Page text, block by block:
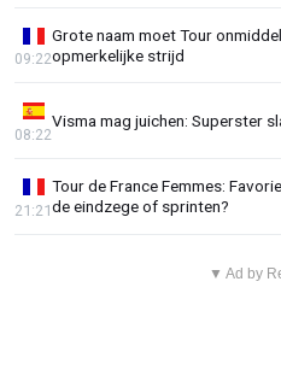
Grote naam moet Tour
opmerkelijke strijd
09:22
Visma mag juichen: Superster
08:22
Tour de France Femmes:
de eindzege of sprinten?
21:21
▼ Ad by